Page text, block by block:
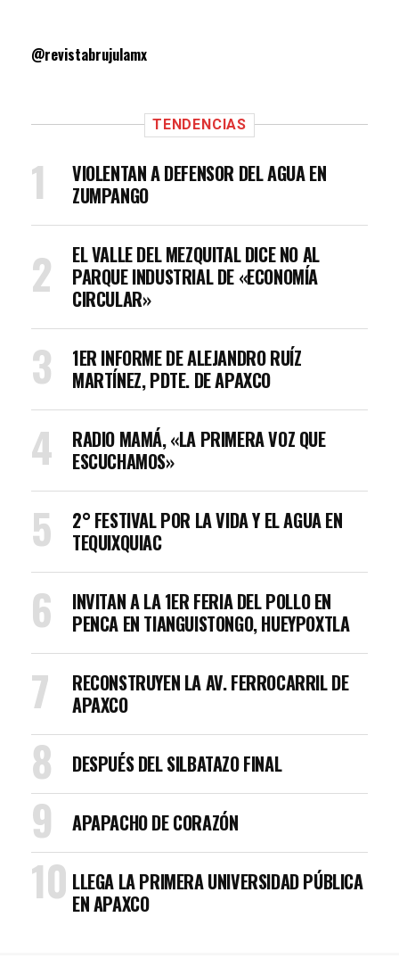
@revistabrujulamx
TENDENCIAS
VIOLENTAN A DEFENSOR DEL AGUA EN
ZUMPANGO
EL VALLE DEL MEZQUITAL DICE NO AL
PARQUE INDUSTRIAL DE «ECONOMÍA
CIRCULAR»
1ER INFORME DE ALEJANDRO RUÍZ
MARTÍNEZ, PDTE. DE APAXCO
RADIO MAMÁ, «LA PRIMERA VOZ QUE
ESCUCHAMOS»
2° FESTIVAL POR LA VIDA Y EL AGUA EN
TEQUIXQUIAC
INVITAN A LA 1ER FERIA DEL POLLO EN
PENCA EN TIANGUISTONGO, HUEYPOXTLA
RECONSTRUYEN LA AV. FERROCARRIL DE
APAXCO
DESPUÉS DEL SILBATAZO FINAL
APAPACHO DE CORAZÓN
LLEGA LA PRIMERA UNIVERSIDAD PÚBLICA
EN APAXCO